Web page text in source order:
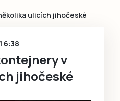
přes Facebook
ulicích jihočeské
6:38
v
jihočeské